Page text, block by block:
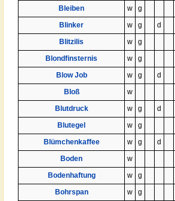
Bleiben
w
g
Blinker
w g
d
Blitzilis
w
g
Blondfinsternis
w
g
Blow Job
w g
d
Bloß
w
Blutdruck
w g
d
Blutegel
w
g
Blümchenkaffee
w g
d
Boden
w
Bodenhaftung
w
g
Bohrspan
w
g